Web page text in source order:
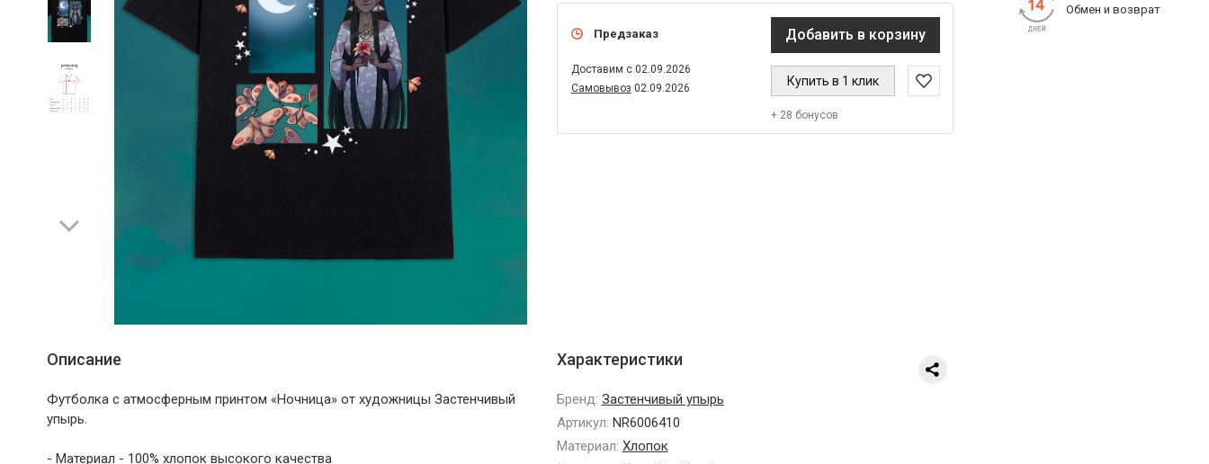
Предзаказ
Доставим с 02.09.2026
Самовывоз 02.09.2026
Добавить в корзину
Купить в 1 клик
+ 28 бонусов
Обмен и возврат
Описание
Футболка с атмосферным принтом «Ночница» от художницы Застенчивый
упырь.
- Материал - 100% хлопок высокого качества
Характеристики
Бренд: Застенчивый упырь
Артикул: NR6006410
Материал: Хлопок